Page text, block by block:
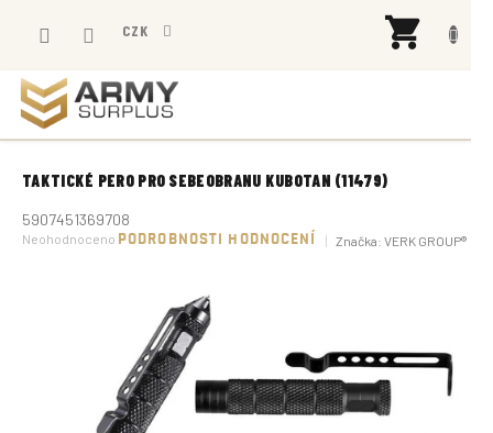
CZK
TAKTICKÉ PERO PRO SEBEOBRANU KUBOTAN (11479)
5907451369708
Průměrné
Neohodnoceno PODROBNOSTI HODNOCENÍ Značka: VERK GROUP®